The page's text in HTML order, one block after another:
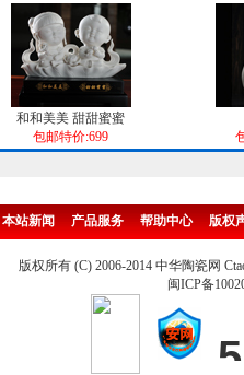
和和美美 甜甜蜜蜜
包邮特价:699
本站新闻 产品服务 帮助中心 版权
版权所有 (C) 2006-2014 中华陶瓷网
闽ICP备